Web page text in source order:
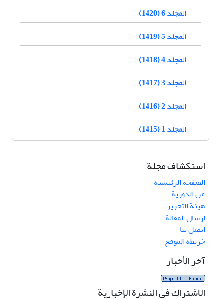
المجلد 6 (1420)
المجلد 5 (1419)
المجلد 4 (1418)
المجلد 3 (1417)
المجلد 2 (1416)
المجلد 1 (1415)
استكشاف مجلة
الصفحة الرئيسية
عن الدورية
هيئة التحرير
ارسال المقالة
اتصل بنا
خريطة الموقع
آخر الأخبار
الاشتراك في النشرة الإخبارية